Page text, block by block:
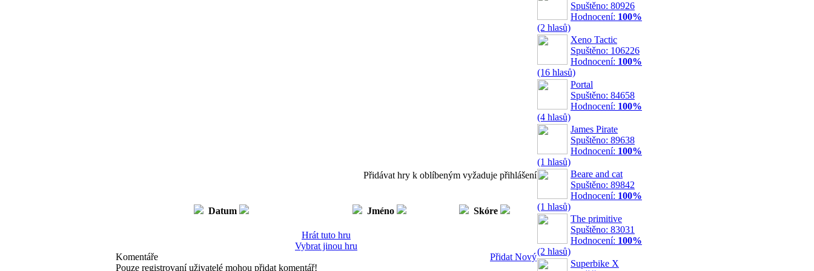
Přidávat hry k oblíbeným vyžaduje přihlášení
Datum Jméno Skóre
Hrát tuto hru
Vybrat jinou hru
Komentáře
Přidat Nový
Pouze registrovaní uživatelé mohou přidat komentář!
Spuštěno: 80926
Hodnocení: 100%
(2 hlasů)
Xeno Tactic
Spuštěno: 106226
Hodnocení: 100%
(16 hlasů)
Portal
Spuštěno: 84658
Hodnocení: 100%
(4 hlasů)
James Pirate
Spuštěno: 89638
Hodnocení: 100%
(1 hlasů)
Beare and cat
Spuštěno: 89842
Hodnocení: 100%
(1 hlasů)
The primitive
Spuštěno: 83031
Hodnocení: 100%
(2 hlasů)
Superbike X